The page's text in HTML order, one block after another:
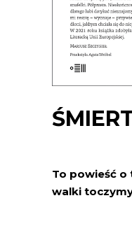
To powieść o
walki